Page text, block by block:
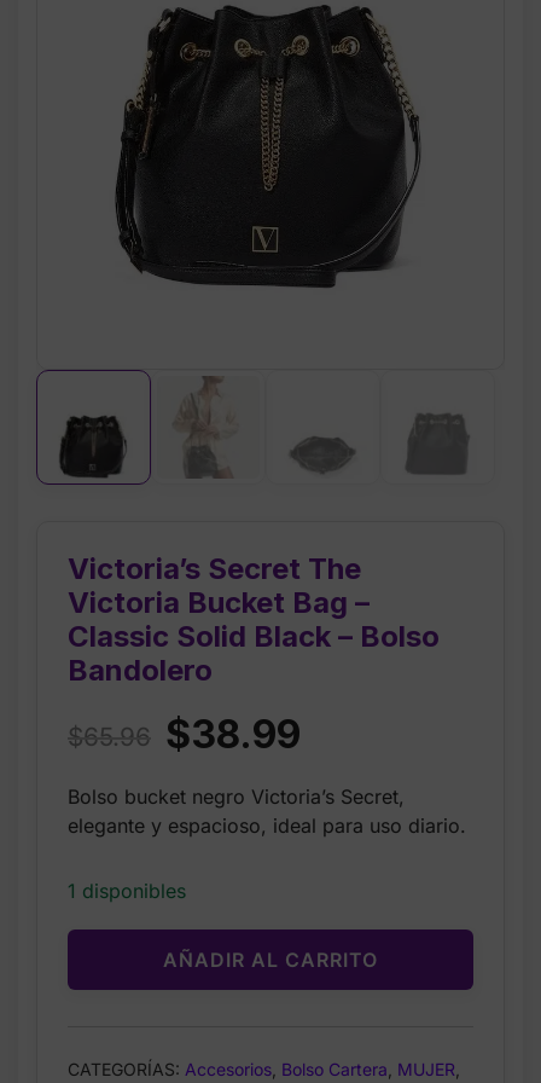
Victoria’s Secret The
Victoria Bucket Bag –
Classic Solid Black – Bolso
Bandolero
$65.96
Original
was:
$38.99
is:
Bolso bucket negro Victoria’s Secret,
elegante y espacioso, ideal para uso diario.
1 disponibles
AÑADIR AL CARRITO
CATEGORÍAS: Accesorios Bolso Cartera MUJER